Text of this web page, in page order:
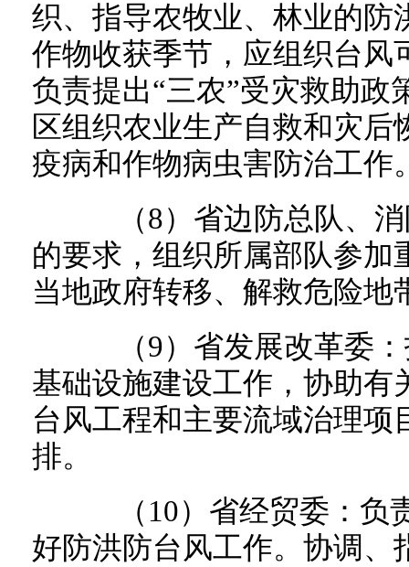
织、指导农牧业、林业的防
作物收获季节，应组织台风
负责提出“三农”受灾救助政
区组织农业生产自救和灾
疫病和作物病虫害防治工作
（8）省边防总队、消
的要求，组织所属部队参加
当地政府转移、解救危险地
（9）省发展改革委：
基础设施建设工作，协助有
台风工程和主要流域治理项
排。
（10）省经贸委：负
好防洪防台风工作。协调、